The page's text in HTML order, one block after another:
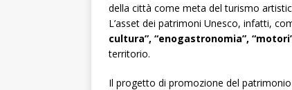
della città come meta del turismo
L’asset dei patrimoni Unesco, infatti,
cultura”, “enogastronomia”,
territorio.
Il progetto di promozione del